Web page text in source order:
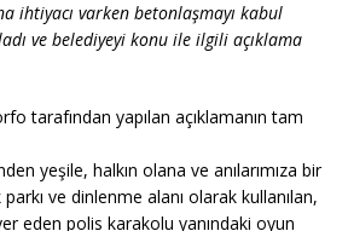
ihtiyacı varken betonlaşmayı kabul
ve belediyeyi konu ile ilgili açıklama
tarafından yapılan açıklamanın tam
yeşile, halkın olana ve anılarımıza bir
parkı ve dinlenme alanı olarak kullanılan,
yer eden polis karakolu yanındaki oyun